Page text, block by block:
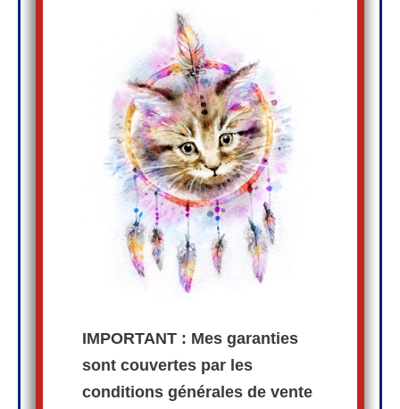
IMPORTANT : Mes garanties
sont couvertes par les
conditions générales de vente